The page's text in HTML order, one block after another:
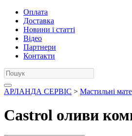
Оплата
Доставка
Новини і статті
Відео
Партнери
Контакти
АРЛАНДА СЕРВІС > Мастильні
Castrol оливи